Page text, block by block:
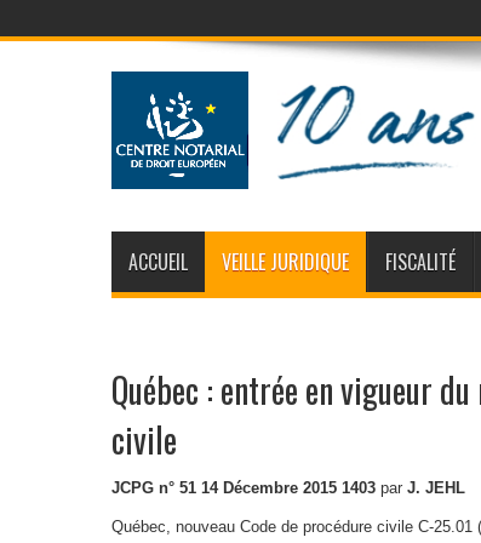
ACCUEIL VEILLE JURIDIQUE FISCALITÉ
Québec : entrée en vigueur
civile
JCPG n° 51 14 Décembre 2015 1403 par J. JEHL
Québec, nouveau Code de procédure civile C-